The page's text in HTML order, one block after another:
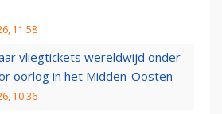
11:58
vliegtickets wereldwijd onder
oorlog in het Midden-Oosten
10:36